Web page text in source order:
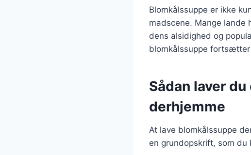
Blomkålssuppe er ikke
madscene. Mange lande
dens alsidighed og
blomkålssuppe fortsætter
Sådan laver
derhjemme
At lave blomkålssuppe
en grundopskrift, som du